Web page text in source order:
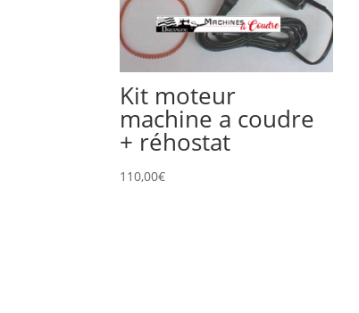
Kit moteur
machine a coudre
+ réhostat
110,00€